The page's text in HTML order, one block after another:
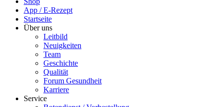
App / E-Rezept
Startseite
Über uns
Leitbild
Neuigkeiten
Team
Geschichte
Qualität
Forum Gesundheit
Karriere
Service